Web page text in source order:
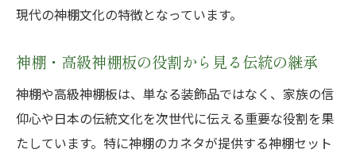
現代の神棚文化の特徴となっています。
神棚・高級神棚板の役割から見る伝統の継承
神棚や高級神棚板は、単なる装飾品ではなく、家族の信
仰心や日本の伝統文化を次世代に伝える重要な役割を果
たしています。特に神棚のカネタが提供する神棚セット